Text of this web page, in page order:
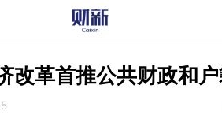
改革首推公共财政和